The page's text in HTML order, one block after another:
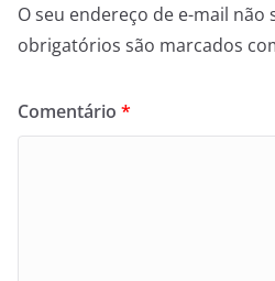
O seu endereço de e-mail não
obrigatórios são marcados
Comentário *